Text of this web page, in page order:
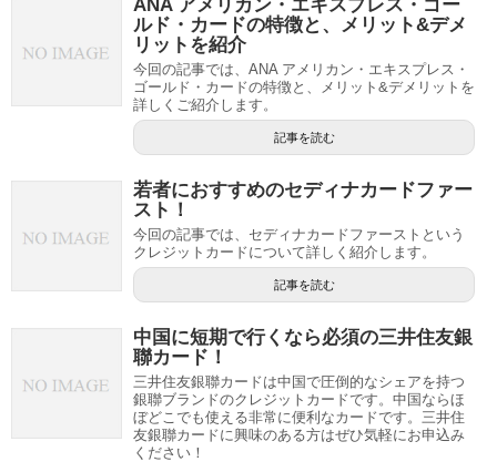
ANA アメリカン・エキスプレス・ゴー
ルド・カードの特徴と、メリット&デメ
リットを紹介
今回の記事では、ANA アメリカン・エキスプレス・
ゴールド・カードの特徴と、メリット&デメリットを
詳しくご紹介します。
記事を読む
若者におすすめのセディナカードファー
スト！
今回の記事では、セディナカードファーストという
クレジットカードについて詳しく紹介します。
記事を読む
中国に短期で行くなら必須の三井住友銀
聯カード！
三井住友銀聯カードは中国で圧倒的なシェアを持つ
銀聯ブランドのクレジットカードです。中国ならほ
ぼどこでも使える非常に便利なカードです。三井住
友銀聯カードに興味のある方はぜひ気軽にお申込み
ください！